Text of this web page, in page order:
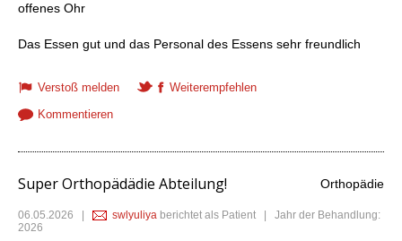
offenes Ohr
Das Essen gut und das Personal des Essens sehr freundlich
Verstoß melden
Weiterempfehlen
Kommentieren
Super Orthopädädie Abteilung! Orthopädie
06.05.2026 swlyuliya berichtet als Patient | Jahr der Behandlung:
2026